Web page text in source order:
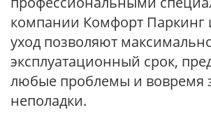
компании Комфорт Паркинг
уход позволяют
эксплуатационный срок,
любые проблемы и вовремя
неполадки.